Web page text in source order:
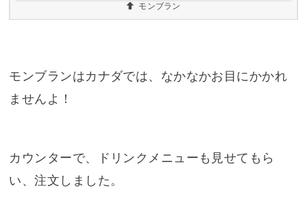
モンブラン
モンブランはカナダでは、なかなかお目にかかれ
ませんよ！
カウンターで、ドリンクメニューも見せてもら
い、注文しました。